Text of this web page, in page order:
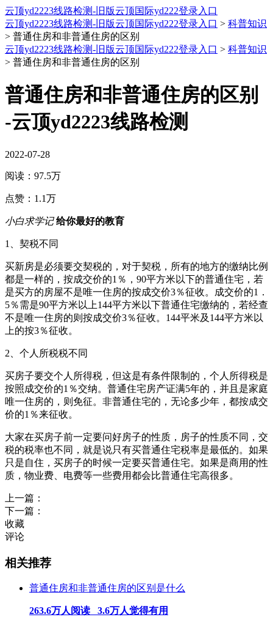
云顶yd2223线路检测-旧版云顶国际yd222登录入口
云顶yd2223线路检测-旧版云顶国际yd222登录入口 > 科普知识
> 普通住房和非普通住房的区别
云顶yd2223线路检测-旧版云顶国际yd222登录入口 > 科普知识
> 普通住房和非普通住房的区别
普通住房和非普通住房的区别
-云顶yd2223线路检测
2022-07-28
阅读： 97.5万
点赞： 1.1万
小白求学记 给你最好的教育
1、契税不同
买新房是必须要交契税的，对于契税，所有的地方的缴纳比例
都是一样的，按成交价的1％，90平方米以下的普通住宅，若
是买方的房屋不是唯一住房的按成交价3％征收。成交价的1．
5％需是90平方米以上144平方米以下普通住宅缴纳的，若经查
不是唯一住房的则按成交价3％征收。144平米及144平方米以
上的按3％征收。
2、个人所税税不同
买房子要交个人所得税，但这是有条件限制的，个人所得税是
按照成交价的1％交纳。普通住宅房产证满5年的，并且是家庭
唯一住房的，则免征。非普通住宅的，无论多少年，都按成交
价的1％来征收。
大家在买房子前一定要问好房子的性质，房子的性质不同，交
税的税率也不同，就是说只有买普通住宅税率是最低的。如果
只是自住，买房子的时候一定要买普通住宅。如果是商用的性
质，物业费、电费等一些费用都会比普通住宅高很多。
上一篇：
下一篇：
收藏
评论
相关推荐
普通住房和非普通住房的区别是什么
263.6万人阅读 3.6万人觉得有用